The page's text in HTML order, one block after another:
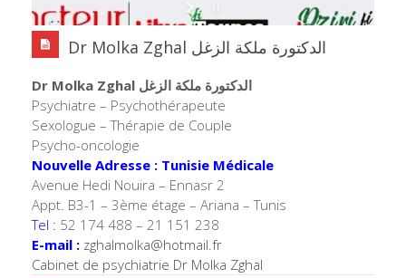
Dr Molka Zghal الدكتورة ملكة الزغل
Dr Molka Zghal الدكتورة ملكة الزغل
Psychiatre – Psychothérapeute
Sexologue – Thérapie de Couple
Psycho-oncologie
Nouvelle Adresse : Tunisie Médicale
Avenue Hedi Nouira – Ennasr 2
Appt. B3-1 – 3ème étage – Ariana – Tunis
Tel : 52 174 488 – 21 151 238
E-mail : zghalmolka@hotmail.fr
Cabinet de psychiatrie Dr Molka Zghal